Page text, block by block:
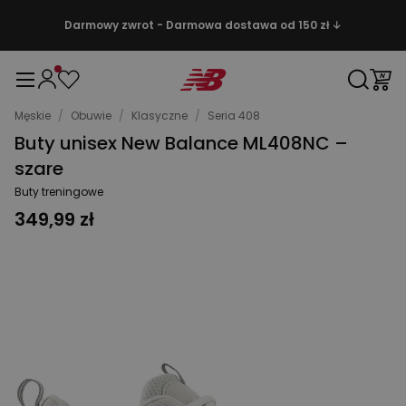
Darmowy zwrot - Darmowa dostawa od 150 zł ↓
Męskie / Obuwie / Klasyczne / Seria 408
Buty unisex New Balance ML408NC –
szare
Buty treningowe
349,99 zł